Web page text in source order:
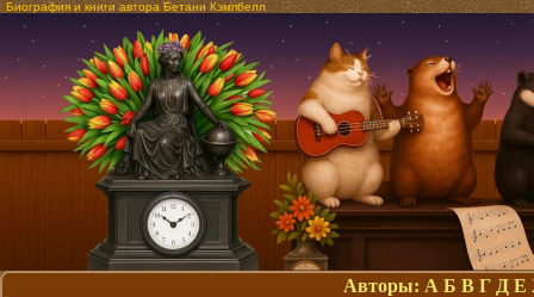
Биография и книги автора Бетани Кэмпбелл
Авторы: А Б В Г Д Е